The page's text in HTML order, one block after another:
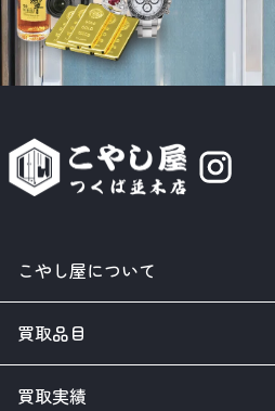
こやし屋について
買取品目
買取実績